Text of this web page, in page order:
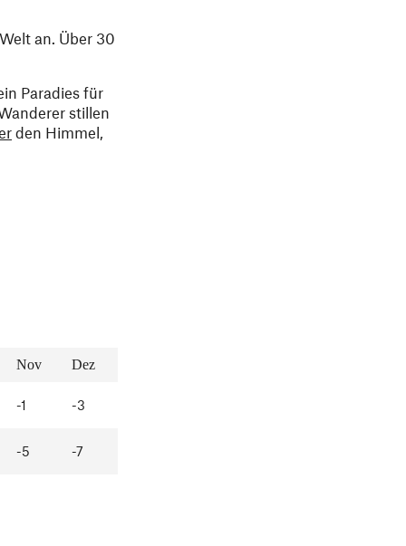
an. Über 30
Paradies für
stillen
den Himmel,
Nov Dez
-1 -3
-5 -7